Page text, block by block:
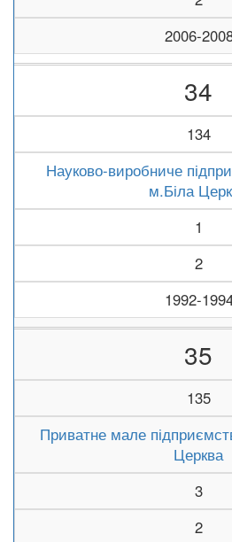
2006-
34
134
Науково-виробниче
м.Біла
1
2
1992-
35
135
Приватне мале
Церква
3
2